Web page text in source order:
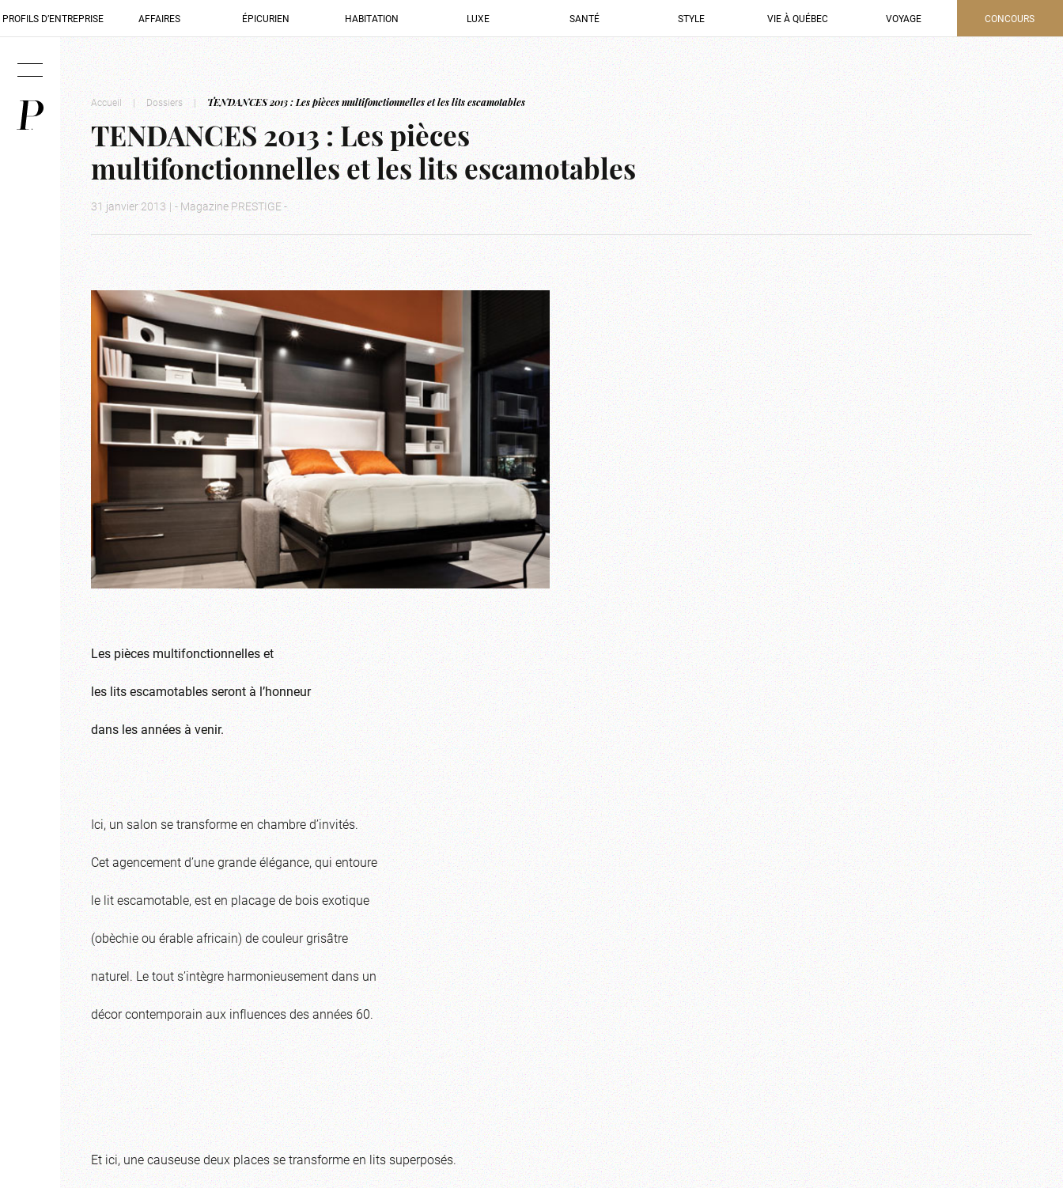
PROFILS D’ENTREPRISE AFFAIRES ÉPICURIEN HABITATION LUXE SANTÉ STYLE VIE À QUÉBEC VOYAGE CONCOURS
Accueil | Dossiers | TENDANCES 2013 : Les pièces multifonctionnelles et les lits escamotables
TENDANCES 2013 : Les pièces
multifonctionnelles et les lits escamotables
31 janvier 2013 | - Magazine PRESTIGE -
Les pièces multifonctionnelles et
les lits escamotables seront à l’honneur
dans les années à venir.
Ici, un salon se transforme en chambre d’invités.
Cet agencement d’une grande élégance, qui entoure
le lit escamotable, est en placage de bois exotique
(obèchie ou érable africain) de couleur grisâtre
naturel. Le tout s’intègre harmonieusement dans un
décor contemporain aux influences des années 60.
Et ici, une causeuse deux places se transforme en lits superposés.